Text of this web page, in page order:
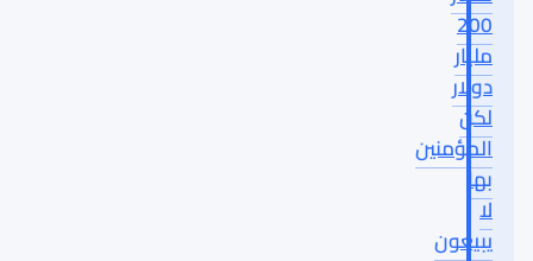
200
مليار
دولار
لكن
المؤمنين
بها
لا
يبيعون